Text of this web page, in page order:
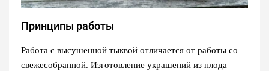
Принципы работы
Работа с высушенной тыквой отличается от работы со
свежесобранной. Изготовление украшений из плода